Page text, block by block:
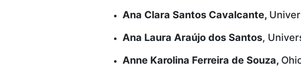
Ana Clara Santos Cavalcante,
Ana Laura Araújo dos Santos,
Anne Karolina Ferreira de Souza,